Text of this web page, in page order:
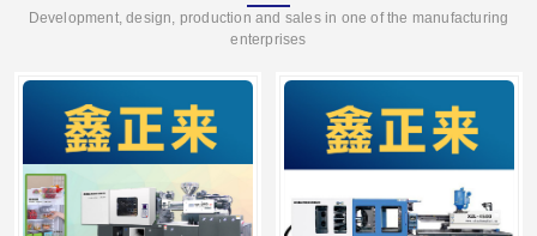
Development, design, production and sales in one of the manufacturing
enterprises